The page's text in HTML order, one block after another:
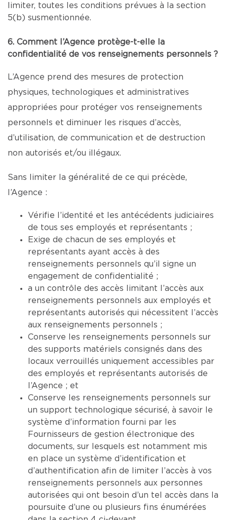
limiter, toutes les conditions prévues à la section
5(b) susmentionnée.
6. Comment l’Agence protège-t-elle la
confidentialité de vos renseignements personnels ?
L’Agence prend des mesures de protection
physiques, technologiques et administratives
appropriées pour protéger vos renseignements
personnels et diminuer les risques d’accès,
d’utilisation, de communication et de destruction
non autorisés et/ou illégaux.
Sans limiter la généralité de ce qui précède,
l’Agence :
Vérifie l’identité et les antécédents judiciaires
de tous ses employés et représentants ;
Exige de chacun de ses employés et
représentants ayant accès à des
renseignements personnels qu’il signe un
engagement de confidentialité ;
a un contrôle des accès limitant l’accès aux
renseignements personnels aux employés et
représentants autorisés qui nécessitent l’accès
aux renseignements personnels ;
Conserve les renseignements personnels sur
des supports matériels consignés dans des
locaux verrouillés uniquement accessibles par
des employés et représentants autorisés de
l’Agence ; et
Conserve les renseignements personnels sur
un support technologique sécurisé, à savoir le
système d’information fourni par les
Fournisseurs de gestion électronique des
documents, sur lesquels est notamment mis
en place un système d’identification et
d’authentification afin de limiter l’accès à vos
renseignements personnels aux personnes
autorisées qui ont besoin d’un tel accès dans la
poursuite d’une ou plusieurs fins énumérées